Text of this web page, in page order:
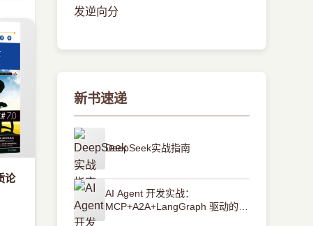
论
发逆向分
新书速递
DeepSeek实战指南
AI Agent 开发实战：
MCP+A2A+LangGraph 驱动的智
能体全流程开发